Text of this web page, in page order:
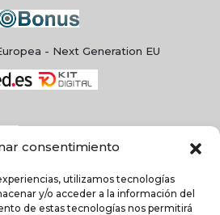
consentimiento
utilizamos tecnologías
y/o acceder a la información del
de estas tecnologías nos permitirá
- Next Generation EU